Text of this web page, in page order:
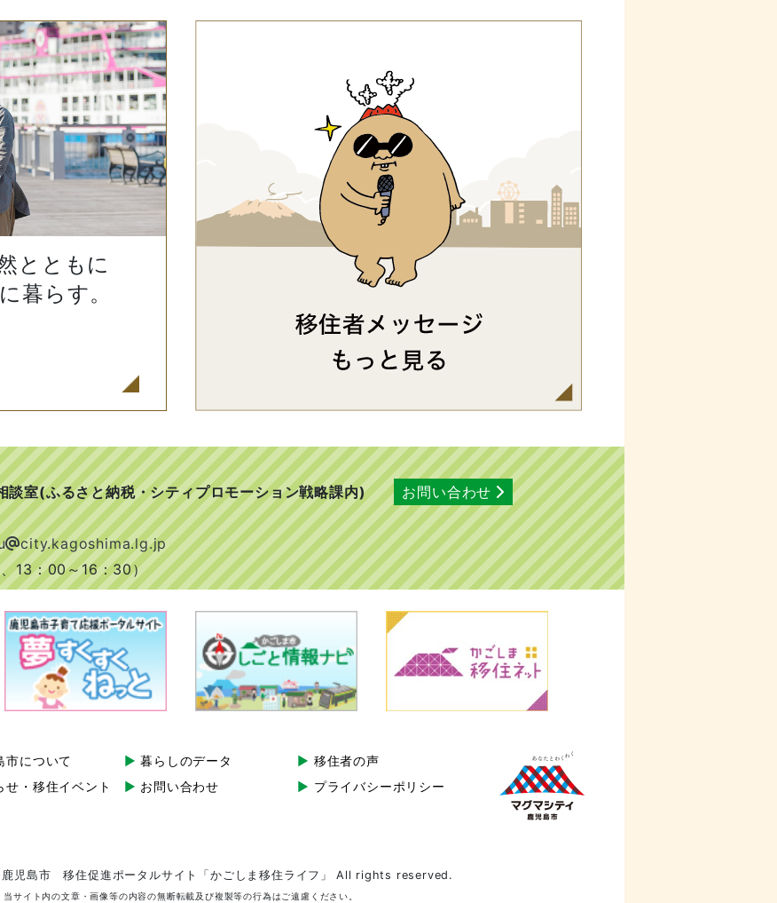
とともに
暮らす。
談室(ふるさと納税・シティプロモーション戦略課内)
city.kagoshima.lg.jp
13：00～16：30）
お問い合わせ
市について 暮らしのデータ
移住者の声
せ・移住イベント お問い合わせ
プライバシーポリシー
児島市 移住促進ポータルサイト 「かごしま移住ライフ」 All rights reserved.
当サイト内の文章・画像等の内容の無断転載及び複製等の行為はご遠慮ください。